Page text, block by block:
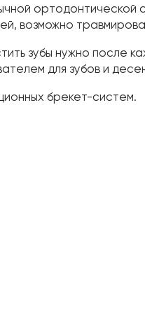
ортодонтической
возможно
зубы нужно после
для зубов и
брекет-систем.